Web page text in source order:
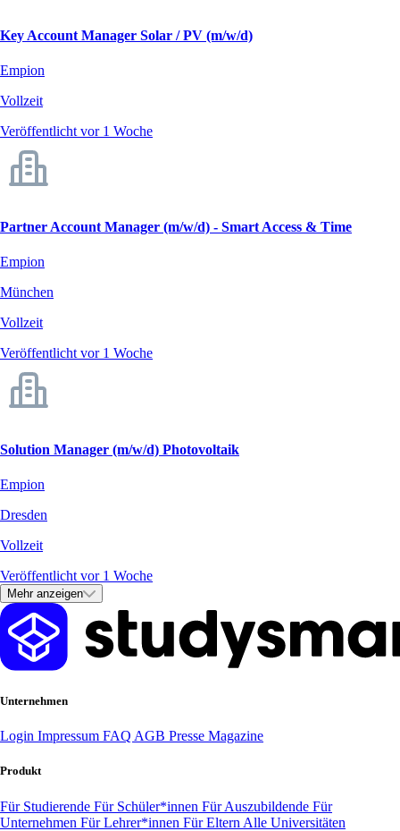
Key Account Manager Solar / PV (m/w/d)
Empion
Vollzeit
Veröffentlicht vor 1 Woche
Partner Account Manager (m/w/d) - Smart Access & Time
Empion
München
Vollzeit
Veröffentlicht vor 1 Woche
Solution Manager (m/w/d) Photovoltaik
Empion
Dresden
Vollzeit
Veröffentlicht vor 1 Woche
Mehr anzeigen
Unternehmen
Login Impressum FAQ AGB Presse Magazine
Produkt
Für Studierende Für Schüler*innen Für Auszubildende Für
Unternehmen Für Lehrer*innen Für Eltern Alle Universitäten